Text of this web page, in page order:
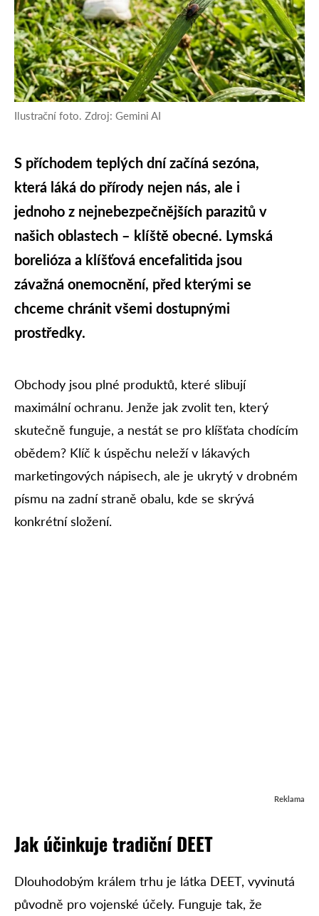
Ilustrační foto. Zdroj: Gemini AI
S příchodem teplých dní začíná sezóna,
která láká do přírody nejen nás, ale i
jednoho z nejnebezpečnějších parazitů v
našich oblastech – klíště obecné. Lymská
borelióza a klíšťová encefalitida jsou
závažná onemocnění, před kterými se
chceme chránit všemi dostupnými
prostředky.
Obchody jsou plné produktů, které slibují
maximální ochranu. Jenže jak zvolit ten, který
skutečně funguje, a nestát se pro klíšťata chodícím
obědem? Klíč k úspěchu neleží v lákavých
marketingových nápisech, ale je ukrytý v drobném
písmu na zadní straně obalu, kde se skrývá
konkrétní složení.
Reklama
Jak účinkuje tradiční DEET
Dlouhodobým králem trhu je látka DEET, vyvinutá
původně pro vojenské účely. Funguje tak, že